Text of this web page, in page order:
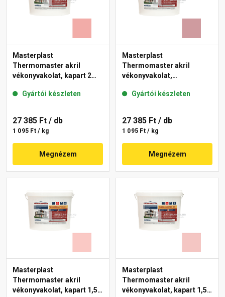
Masterplast
Thermomaster akril
vékonyvakolat, kapart 2
Gyártói készleten
27 385 Ft / db
1 095 Ft / kg
Megnézem
Masterplast
Thermomaster akril
vékonyvakolat,
25-D 25 kg
Gyártói készleten
27 385 Ft / db
1 095 Ft / kg
Megnézem
Masterplast
Thermomaster akril
vékonyvakolat, kapart 1,5
Masterplast
Thermomaster akril
vékonyvakolat, kapart 1,5